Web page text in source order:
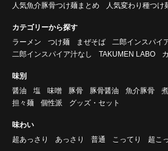
人気魚介豚骨つけ麺まとめ
人気変わり種つけ
カテゴリーから探す
ラーメン
つけ麺 まぜそば
二郎インスパイ
二郎インスパイア汁なし
TAKUMEN LABO
味別
醤油
塩 味噌 豚骨 豚骨醤油 魚介豚骨
担々麺
個性派 グッズ・セット
味わい
超あっさり
あっさり 普通 こってり 超こ